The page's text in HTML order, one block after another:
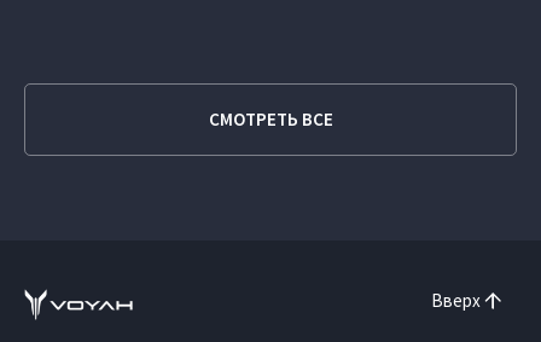
СМОТРЕТЬ ВСЕ
Вверх